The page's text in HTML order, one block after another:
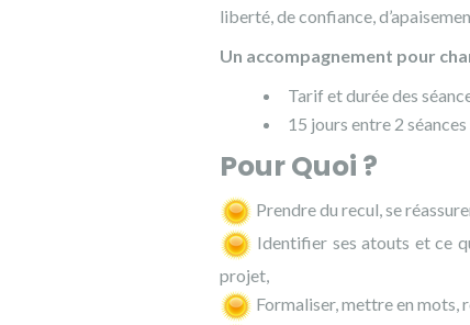
liberté, de confiance,
Un accompagnement pour
Tarif et durée des
15 jours entre 2
Pour Quoi ?
Prendre du recul, se
Identifier ses atouts et ce
projet,
Formaliser, mettre en mots,